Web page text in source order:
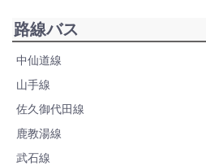
路線バス
中仙道線
山手線
佐久御代田線
鹿教湯線
武石線